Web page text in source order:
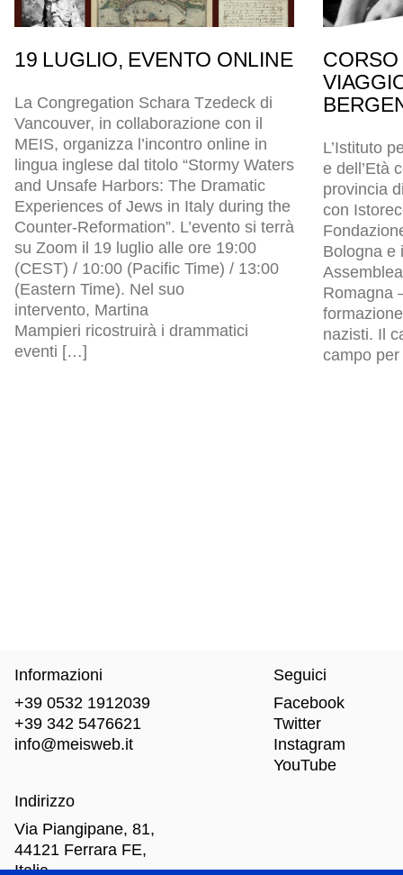
19 LUGLIO, EVENTO ONLINE
La Congregation Schara Tzedeck di
Vancouver, in collaborazione con il
MEIS, organizza l’incontro online in
lingua inglese dal titolo “Stormy Waters
and Unsafe Harbors: The Dramatic
Experiences of Jews in Italy during the
Counter-Reformation”. L’evento si terrà
su Zoom il 19 luglio alle ore 19:00
(CEST) / 10:00 (Pacific Time) / 13:00
(Eastern Time). Nel suo
intervento, Martina
Mampieri ricostruirà i drammatici
eventi […]
L’Istituto
e dell’Età
provincia
con
Bologna e
Romagna
nazisti. Il
campo
Informazioni
+39 0532 1912039
+39 342 5476621
info@meisweb.it
Indirizzo
Via Piangipane, 81,
44121 Ferrara FE,
Italia
Seguici
Facebook
Twitter
Instagram
YouTube